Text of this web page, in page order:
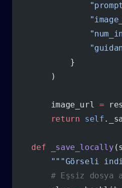
            }
        )
        image_url
=
        return
self
    def
_save_locally
"""Görseli
# Eşsiz dosya